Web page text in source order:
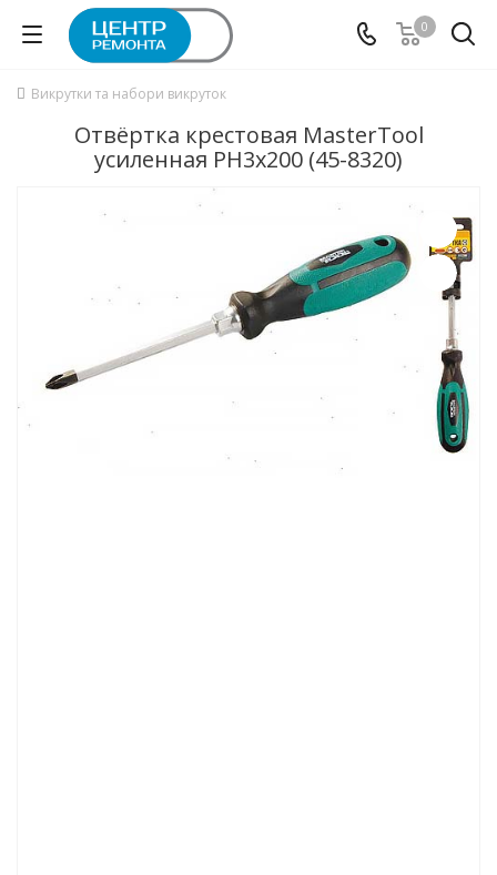
0
Викрутки та набори викруток
Отвёртка крестовая MasterTool
усиленная РН3х200 (45-8320)